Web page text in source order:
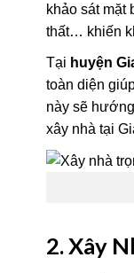
khảo sát mặt
thất… khiến
Tại huyện
toàn diện
này sẽ
xây nhà tại
2. Xây